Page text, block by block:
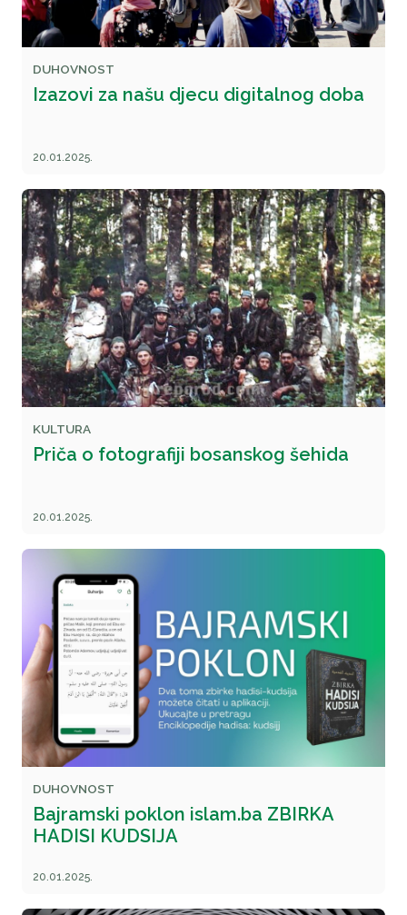
DUHOVNOST
Izazovi za našu djecu digitalnog doba
20.01.2025.
KULTURA
Priča o fotografiji bosanskog šehida
20.01.2025.
DUHOVNOST
Bajramski poklon islam.ba ZBIRKA
HADISI KUDSIJA
20.01.2025.